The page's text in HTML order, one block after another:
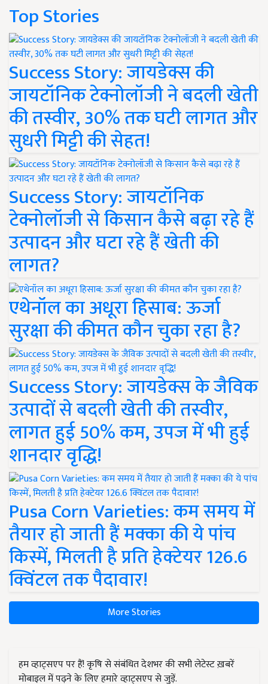
Top Stories
Success Story: जायडेक्स की
जायटॉनिक टेक्नोलॉजी ने बदली खेती
की तस्वीर, 30% तक घटी लागत और
सुधरी मिट्टी की सेहत!
Success Story: जायटॉनिक
टेक्नोलॉजी से किसान कैसे बढ़ा रहे हैं
उत्पादन और घटा रहे हैं खेती की
लागत?
एथेनॉल का अधूरा हिसाब: ऊर्जा
सुरक्षा की कीमत कौन चुका रहा है?
Success Story: जायडेक्स के जैविक
उत्पादों से बदली खेती की तस्वीर,
लागत हुई 50% कम, उपज में भी हुई
शानदार वृद्धि!
Pusa Corn Varieties: कम समय में
तैयार हो जाती हैं मक्का की ये पांच
किस्में, मिलती है प्रति हेक्टेयर 126.6
क्विंटल तक पैदावार!
More Stories
हम व्हाट्सएप पर हैं! कृषि से संबंधित देशभर की सभी लेटेस्ट ख़बरें
मोबाइल में पढ़ने के लिए हमारे व्हाट्सएप से जुड़ें.